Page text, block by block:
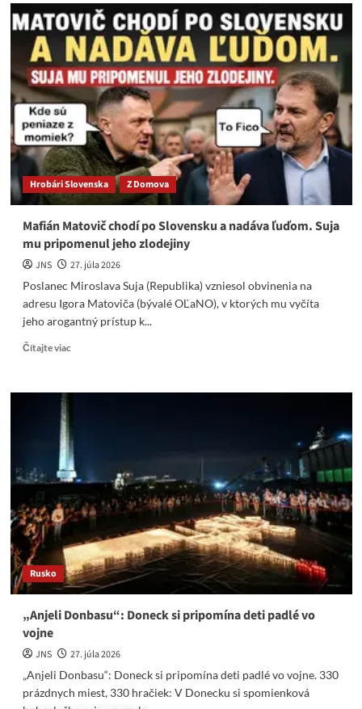
Hrobári Slovenska Z Domova
Mafián Matovič chodí po Slovensku a nadáva ľuďom. Suja
mu pripomenul jeho zlodejiny
JNS
27. júla 2026
Poslanec Miroslava Suja (Republika) vzniesol obvinenia na
adresu Igora Matoviča (bývalé OĽaNO), v ktorých mu vyčíta
jeho arogantný prístup k...
Čítajte viacRead
Mafián
po
Slovensku
a
nadáva
ľuďom.
Suja
pripomenul
jeho
zlodejiny
Rusko
„Anjeli Donbasu“: Doneck si pripomína deti padlé vo
vojne
JNS
27. júla 2026
„Anjeli Donbasu“: Doneck si pripomína deti padlé vo vojne. 330
prázdnych miest, 330 hračiek: V Donecku si spomienková